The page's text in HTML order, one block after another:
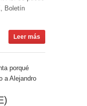
Boletín
Leer más